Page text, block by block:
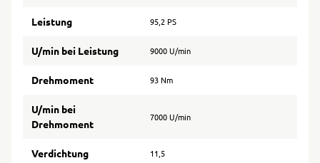
Leistung 95,2 PS
U/min bei Leistung 9000 U/min
Drehmoment 93 Nm
U/min bei
Drehmoment
7000 U/min
Verdichtung 11,5